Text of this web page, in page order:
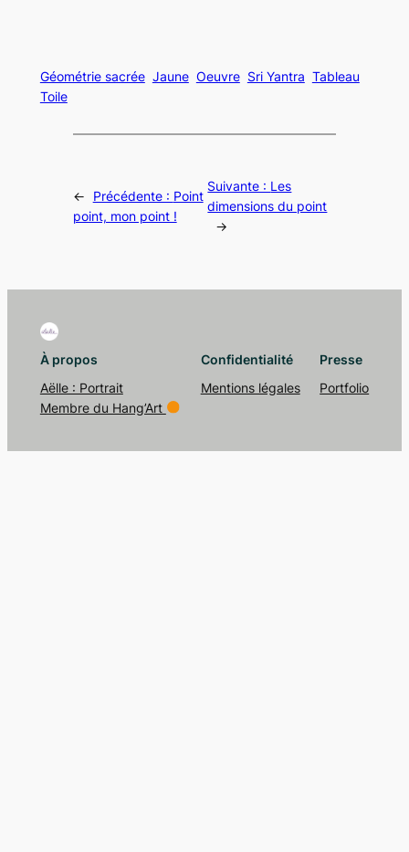
Géométrie sacrée Jaune Oeuvre Sri Yantra Tableau
Toile
← Précédente : Point
point, mon point !
Suivante : Les
dimensions du point
→
À propos
Aëlle : Portrait
Membre du Hang’Art
Confidentialité
Mentions légales
Presse
Portfolio